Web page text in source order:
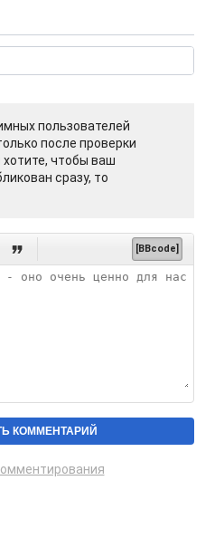
пользователей
после проверки
чтобы ваш
сразу, то
 [BBcode]